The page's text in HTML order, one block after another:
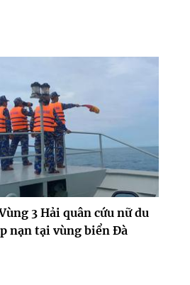
3 Hải quân cứu nữ du
nạn tại vùng biển Đà